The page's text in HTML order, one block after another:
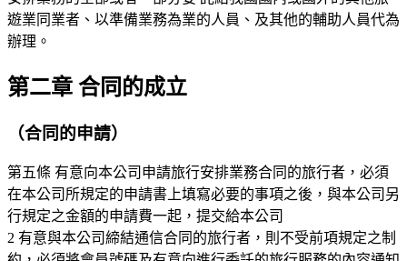
遊業同業者、以準備業務為業的人員、及其他的輔助人員代為
辦理。
第二章 合同的成立
（合同的申請）
第五條 有意向本公司申請旅行安排業務合同的旅行者，必須
在本公司所規定的申請書上填寫必要的事項之後，與本公司另
行規定之金額的申請費一起，提交給本公司
2 有意與本公司締結通信合同的旅行者，則不受前項規定之制